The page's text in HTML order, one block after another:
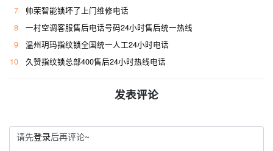
7
帅荣智能锁坏了上门维修电话
8
一村空调客服售后电话号码24小时售后统一热线
9
温州玥玛指纹锁全国统一人工24小时电话
10
久赞指纹锁总部400售后24小时热线电话
发表评论
请先登录后再评论~